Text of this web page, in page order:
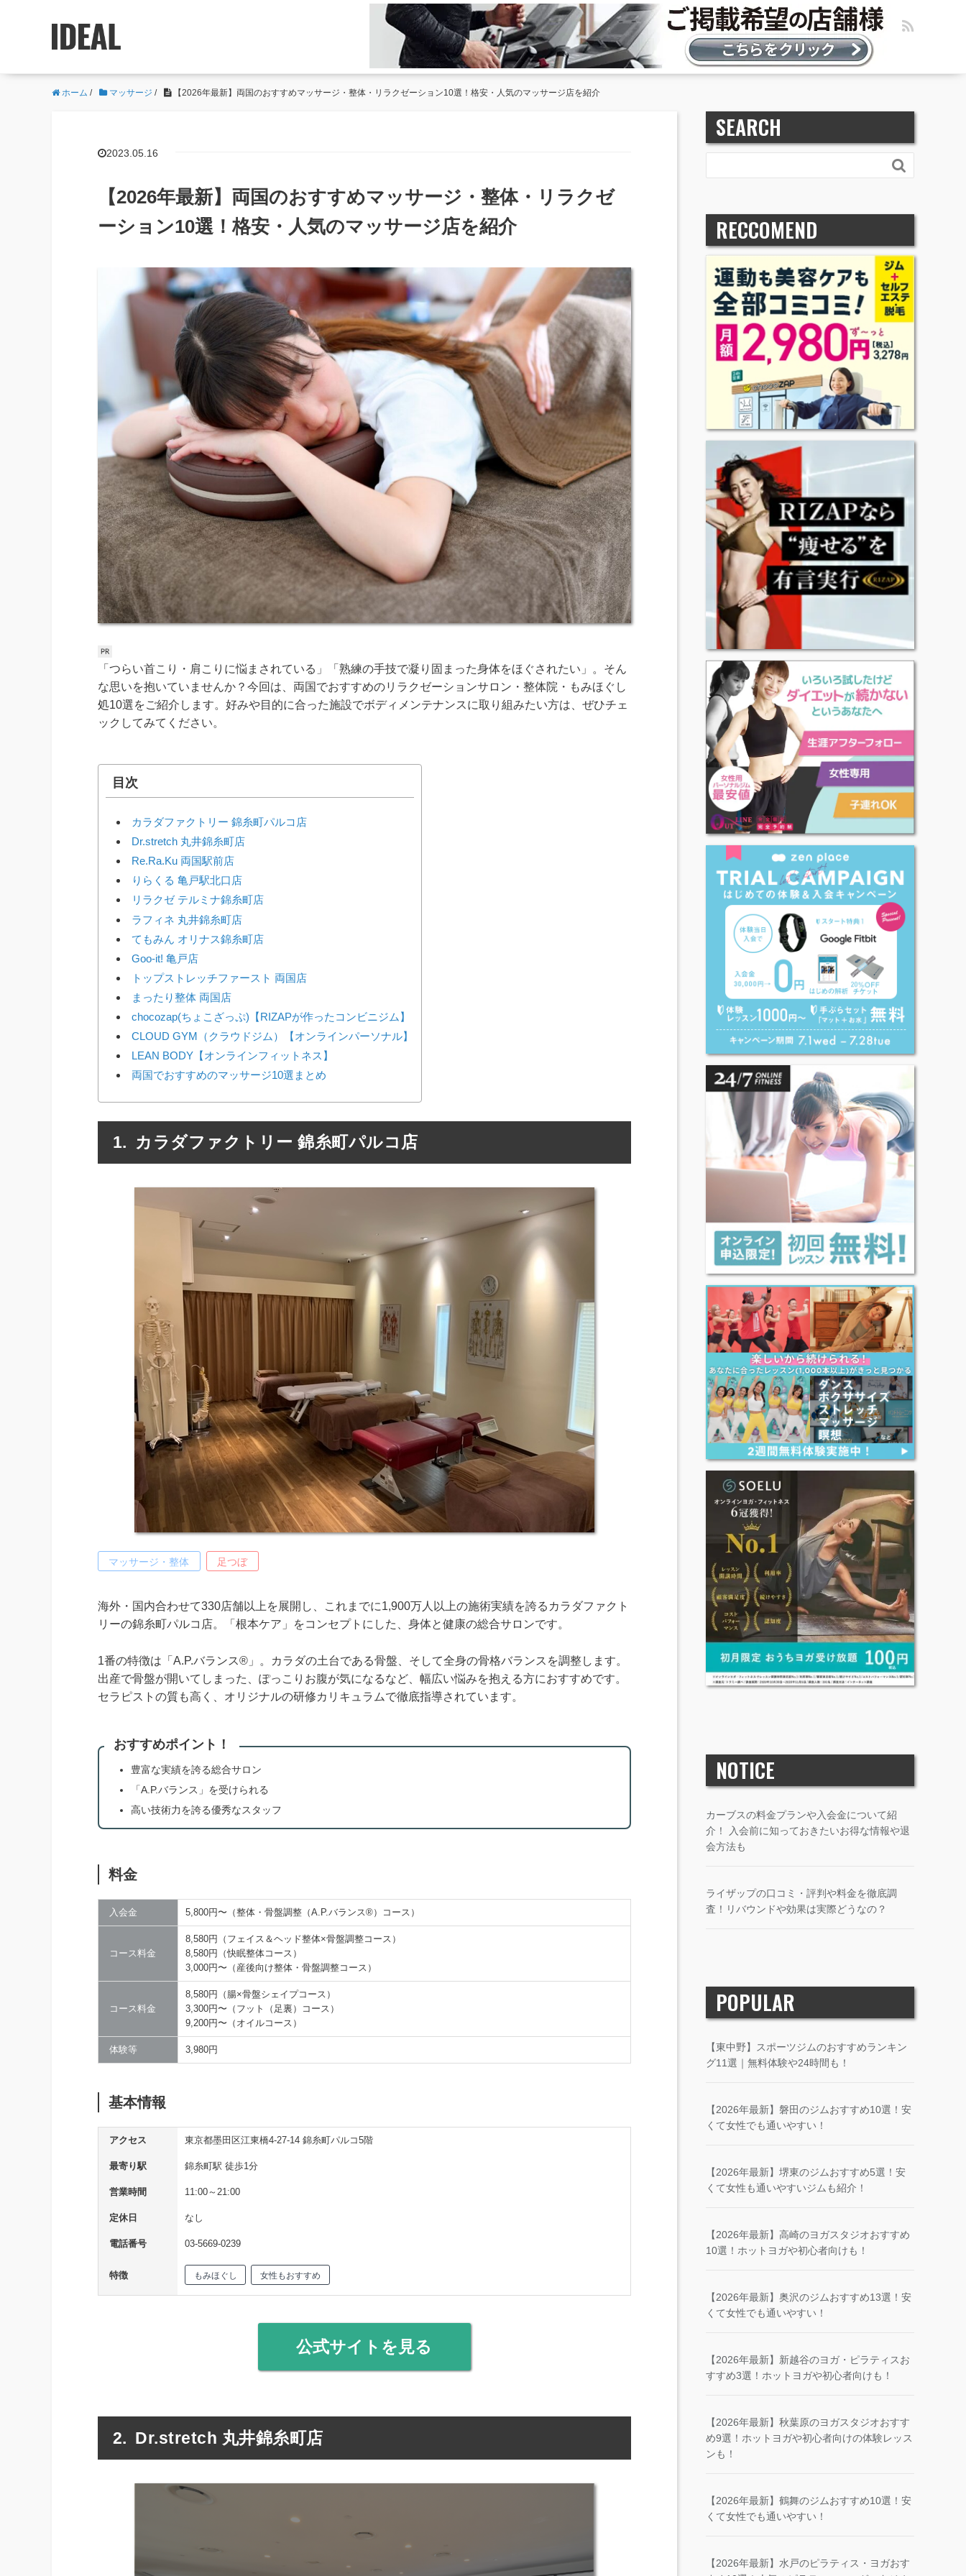
ホーム / マッサージ / 【2026年最新】両国のおすすめマッサージ・整体・リラクゼーション10選！格安・人気のマッサージ店を紹介
2023.05.16
【2026年最新】両国のおすすめマッサージ・整体・リラクゼ
ーション10選！格安・人気のマッサージ店を紹介
「つらい首こり・肩こりに悩まされている」「熟練の手技で凝り固まった身体をほぐされたい」。そん
な思いを抱いていませんか？今回は、両国でおすすめのリラクゼーションサロン・整体院・もみほぐし
処10選をご紹介します。好みや目的に合った施設でボディメンテナンスに取り組みたい方は、ぜひチェ
ックしてみてください。
目次
カラダファクトリー 錦糸町パルコ店
Dr.stretch 丸井錦糸町店
Re.Ra.Ku 両国駅前店
りらくる 亀戸駅北口店
リラクゼ テルミナ錦糸町店
ラフィネ 丸井錦糸町店
てもみん オリナス錦糸町店
Goo-it! 亀戸店
トップストレッチファースト 両国店
まったり整体 両国店
chocozap(ちょこざっぷ)【RIZAPが作ったコンビニジム】
CLOUD GYM（クラウドジム）【オンラインパーソナル】
LEAN BODY【オンラインフィットネス】
両国でおすすめのマッサージ10選まとめ
カラダファクトリー 錦糸町パルコ店
マッサージ・整体 足つぼ
海外・国内合わせて330店舗以上を展開し、これまでに1,900万人以上の施術実績を誇るカラダファクト
リーの錦糸町パルコ店。「根本ケア」をコンセプトにした、身体と健康の総合サロンです。
1番の特徴は「A.P.バランス®」。カラダの土台である骨盤、そして全身の骨格バランスを調整します。
出産で骨盤が開いてしまった、ぽっこりお腹が気になるなど、幅広い悩みを抱える方におすすめです。
セラピストの質も高く、オリジナルの研修カリキュラムで徹底指導されています。
おすすめポイント！
豊富な実績を誇る総合サロン
「A.P.バランス」を受けられる
高い技術力を誇る優秀なスタッフ
料金
入会金 5,800円〜（整体・骨盤調整（A.P.バランス®）コース）
コース料金
8,580円（フェイス＆ヘッド整体×骨盤調整コース）
8,580円（快眠整体コース）
3,000円〜（産後向け整体・骨盤調整コース）
コース料金
8,580円（腸×骨盤シェイプコース）
3,300円〜（フット（足裏）コース）
9,200円〜（オイルコース）
体験等 3,980円
基本情報
アクセス 東京都墨田区江東橋4-27-14 錦糸町パルコ5階
最寄り駅 錦糸町駅 徒歩1分
営業時間 11:00～21:00
定休日 なし
電話番号 03-5669-0239
特徴 もみほぐし 女性もおすすめ
公式サイトを見る
Dr.stretch 丸井錦糸町店
SEARCH

RECCOMEND
NOTICE
カーブスの料金プランや入会金について紹
介！ 入会前に知っておきたいお得な情報や退
会方法も
ライザップの口コミ・評判や料金を徹底調
査！リバウンドや効果は実際どうなの？
POPULAR
【東中野】スポーツジムのおすすめランキン
グ11選｜無料体験や24時間も！
【2026年最新】磐田のジムおすすめ10選！安
くて女性でも通いやすい！
【2026年最新】堺東のジムおすすめ5選！安
くて女性も通いやすいジムも紹介！
【2026年最新】高崎のヨガスタジオおすすめ
10選！ホットヨガや初心者向けも！
【2026年最新】奥沢のジムおすすめ13選！安
くて女性でも通いやすい！
【2026年最新】新越谷のヨガ・ピラティスお
すすめ3選！ホットヨガや初心者向けも！
【2026年最新】秋葉原のヨガスタジオおすす
め9選！ホットヨガや初心者向けの体験レッス
ンも！
【2026年最新】鶴舞のジムおすすめ10選！安
くて女性でも通いやすい！
【2026年最新】水戸のピラティス・ヨガおす